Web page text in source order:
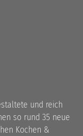
und reich
so rund 35 neue
Kochen &